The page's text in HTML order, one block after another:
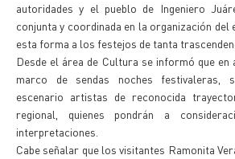
autoridades y el pueblo de Ingeniero
conjunta y coordinada en la organización del
esta forma a los festejos de tanta
Desde el área de Cultura se informó que en
marco de sendas noches festivaleras,
escenario artistas de reconocida
regional, quienes pondrán a
interpretaciones.
Cabe señalar que los visitantes Ramonita